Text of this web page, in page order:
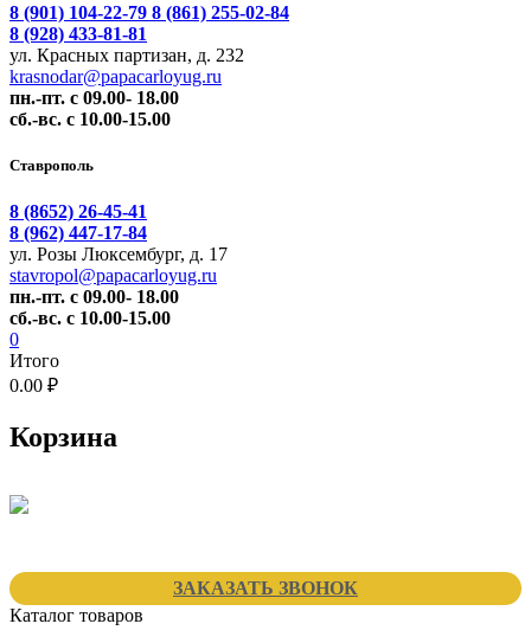
8 (901) 104-22-79 8 (861) 255-02-84
8 (928) 433-81-81
ул. Красных партизан, д. 232
krasnodar@papacarloyug.ru
пн.-пт. с 09.00- 18.00
сб.-вс. с 10.00-15.00
Ставрополь
8 (8652) 26-45-41
8 (962) 447-17-84
ул. Розы Люксембург, д. 17
stavropol@papacarloyug.ru
пн.-пт. с 09.00- 18.00
сб.-вс. с 10.00-15.00
0
Итого
0.00 ₽
Корзина
ЗАКАЗАТЬ ЗВОНОК
Каталог товаров